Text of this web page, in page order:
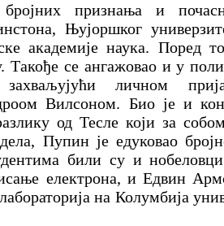
признања и
Њујоршког
академије наука. Поред
Такође се ангажовао и у
личном
Вилсоном. Био је и
од Тесле који за
Пупин је едуковао
били су и
електрона, и Едвин
на Колумбија